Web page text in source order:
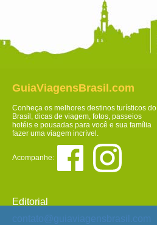
GuiaViagensBrasil.com
Conheça os melhores destinos turísticos do
Brasil, dicas de viagem, fotos, passeios
hotéis e pousadas para você e sua família
fazer uma viagem incrível.
Acompanhe:
Editorial
contato@guiaviagensbrasil.com